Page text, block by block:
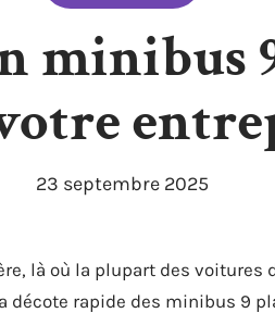
9
23 septembre 2025
là où la plupart des voitures
décote rapide des minibus 9